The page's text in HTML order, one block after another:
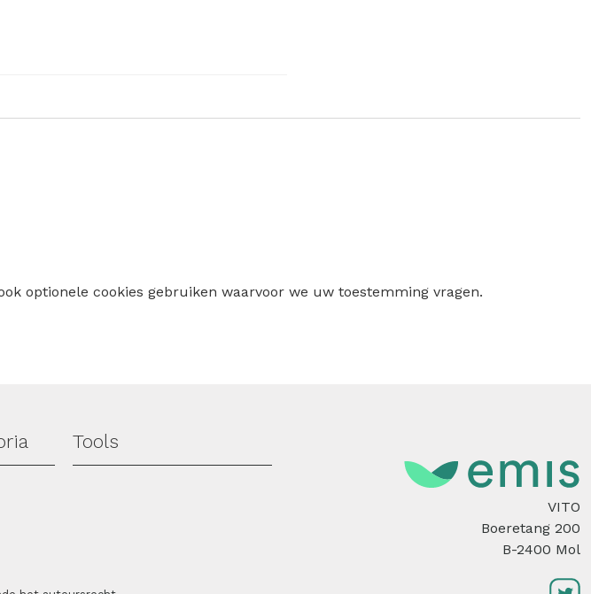
optionele cookies gebruiken waarvoor we uw toestemming vragen.
Tools
VITO
Boeretang 200
B-2400 Mol